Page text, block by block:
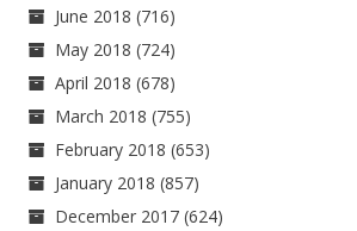
June 2018 (716)
May 2018 (724)
April 2018 (678)
March 2018 (755)
February 2018 (653)
January 2018 (857)
December 2017 (624)